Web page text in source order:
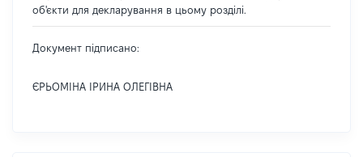
об'єкти для декларування в цьому розділі.
Документ підписано:
ЄРЬОМІНА ІРИНА ОЛЕГІВНА